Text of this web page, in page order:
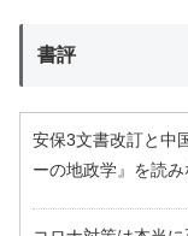
書評
安保3文書改訂と中
ーの地政学』を読み